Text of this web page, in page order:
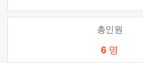
총인원
6 명